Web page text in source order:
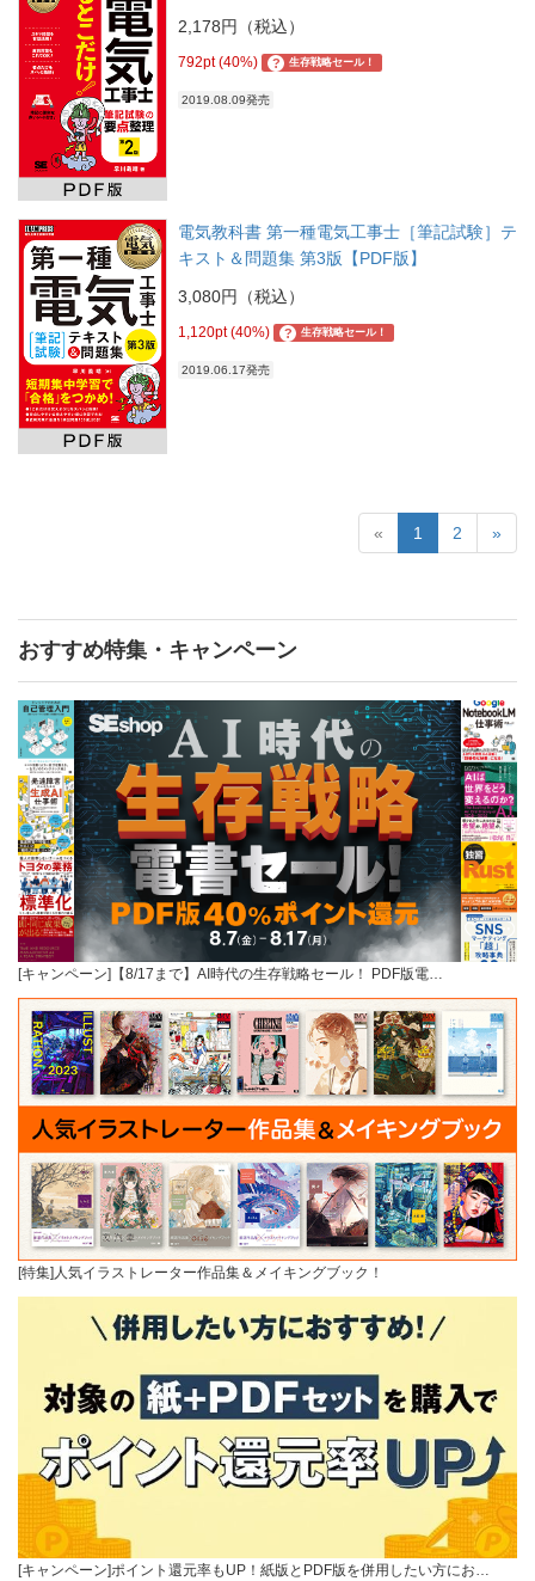
2,178円（税込）
792pt (40%) ? 生存戦略セール！
2019.08.09発売
電気教科書 第一種電気工事士［筆記試験］テ
キスト＆問題集 第3版【PDF版】
3,080円（税込）
1,120pt (40%) ? 生存戦略セール！
2019.06.17発売
« 1 2 »
おすすめ特集・キャンペーン
[キャンペーン]【8/17まで】AI時代の生存戦略セール！ PDF版電…
[特集]人気イラストレーター作品集＆メイキングブック！
[キャンペーン]ポイント還元率もUP！紙版とPDF版を併用したい方にお…